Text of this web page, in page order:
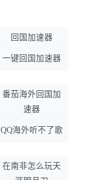
回国加速器
一键回国加速器
番茄海外回国加
速器
QQ海外听不了歌
在南非怎么玩天